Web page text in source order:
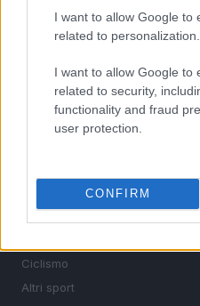
I want to allow Google to
related to personalization.
I want to allow Google to
related to security,
functionality and fraud
user protection.
CONFIRM
MotoGP e Olimpiadi. Le ultime
nazionali e internazionali, gli
le discipline che fanno
Ciclismo
Altri sport